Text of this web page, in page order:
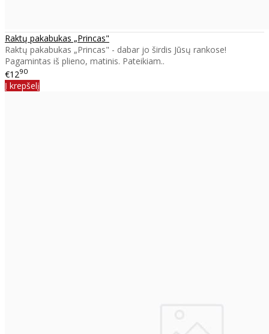
Raktų pakabukas „Princas"
Raktų pakabukas „Princas" - dabar jo širdis Jūsų rankose!
Pagamintas iš plieno, matinis. Pateikiam..
€1290
Į krepšelį